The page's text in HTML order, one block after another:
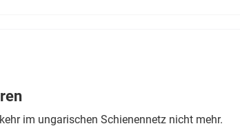
im ungarischen Schienennetz nicht mehr.